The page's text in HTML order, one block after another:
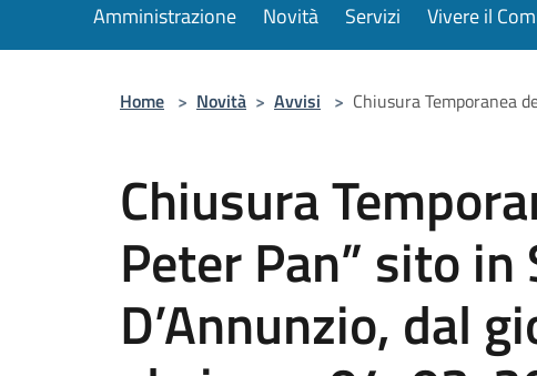
Amministrazione Novità Servizi Vivere il
Home > Novità > Avvisi > Chiusura Temporanea
Chiusura
Peter Pan” sito in
D’Annunzio, dal